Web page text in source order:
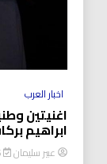
اخبار العرب
اغنيتين
ابراهيم
عبير سليمان 2026-08-06